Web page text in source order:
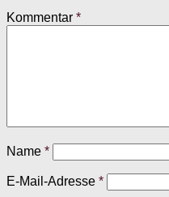
Kommentar *
Name *
E-Mail-Adresse *